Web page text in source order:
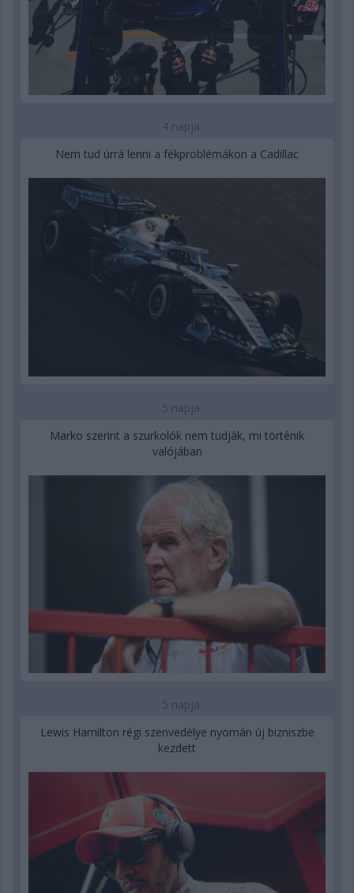
4 napja
Nem tud úrrá lenni a fékproblémákon a Cadillac
5 napja
Marko szerint a szurkolók nem tudják, mi történik
valójában
5 napja
Lewis Hamilton régi szenvedélye nyomán új bizniszbe
kezdett